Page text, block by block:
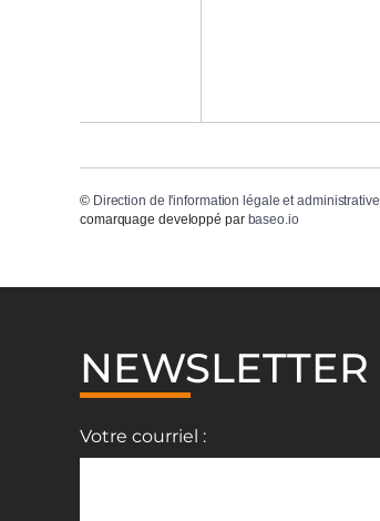
© Direction de l'information légale et administrative
comarquage developpé par baseo.io
NEWSLETTER
Votre courriel :